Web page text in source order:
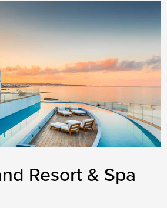
Resort & Spa